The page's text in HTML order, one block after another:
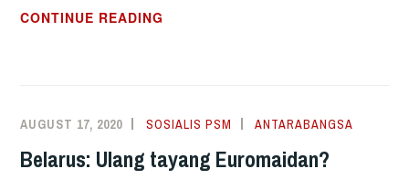
CONTINUE READING
OLEH
STALINIS
AUGUST 17, 2020 SOSIALIS PSM ANTARABANGSA
Belarus: Ulang tayang Euromaidan?